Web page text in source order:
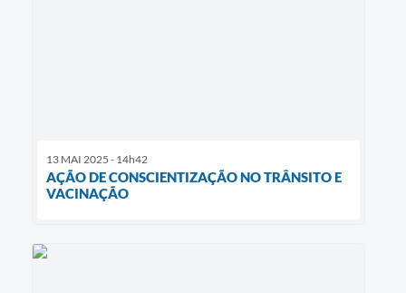
13 MAI 2025 - 14h42
AÇÃO DE CONSCIENTIZAÇÃO NO TRÂNSITO E
VACINAÇÃO